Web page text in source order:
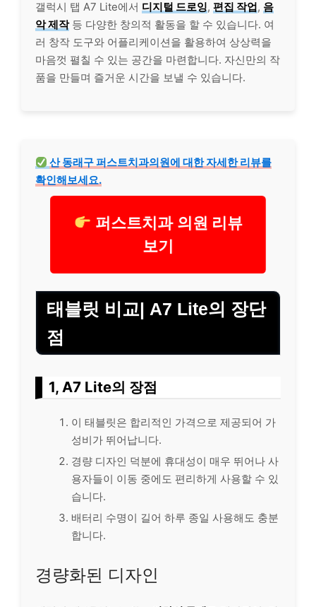
갤럭시 탭 A7 Lite에서 디지털 드로잉, 편집 작업, 음
악 제작등 다양한 창의적 활동을 할 수 있습니다. 여
러 창작 도구와 어플리케이션을 활용하여 상상력을
마음껏 펼칠 수 있는 공간을 마련합니다. 자신만의 작
품을 만들며 즐거운 시간을 보낼 수 있습니다.
산동래구퍼스트치과의원에 대한 자세한 리뷰를
확인해보세요.
퍼스트치과 의원 리뷰
보기
태블릿 비교| A7 Lite의 장단
점
1, A7 Lite의 장점
이 태블릿은 합리적인 가격으로 제공되어 가
성비가 뛰어납니다.
경량 디자인 덕분에 휴대성이 매우 뛰어나 사
용자들이 이동 중에도 편리하게 사용할 수 있
습니다.
배터리 수명이 길어 하루 종일 사용해도 충분
합니다.
경량화된 디자인